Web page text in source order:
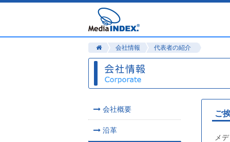
会社情報 代表者の紹介
会社概要
沿革
ご
メ